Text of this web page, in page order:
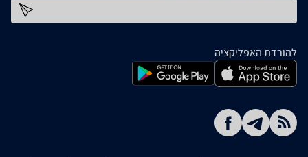
להורדת האפליקציה